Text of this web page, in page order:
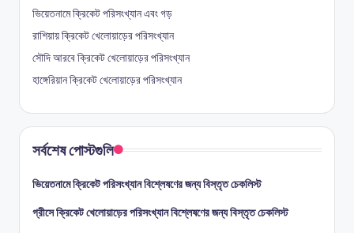
ভিয়েতনামে ক্রিকেট পরিসংখ্যান এবং গড়
রাশিয়ায় ক্রিকেট খেলোয়াড়ের পরিসংখ্যান
সৌদি আরবে ক্রিকেট খেলোয়াড়ের পরিসংখ্যান
হাঙ্গেরিয়ান ক্রিকেট খেলোয়াড়ের পরিসংখ্যান
সর্বশেষ পোস্টগুলি
ভিয়েতনামে ক্রিকেট পরিসংখ্যান বিশ্লেষণের জন্য বিস্তৃত চেকলিস্ট
গ্রীসে ক্রিকেট খেলোয়াড়ের পরিসংখ্যান বিশ্লেষণের জন্য বিস্তৃত চেকলিস্ট